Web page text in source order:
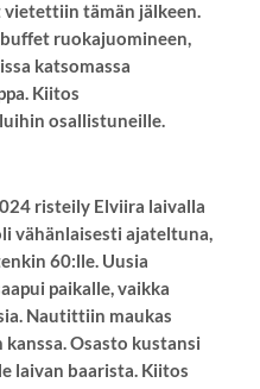
tämän jälkeen.
ruokajuomineen,
katsomassa
Kiitos
osallistuneille.
risteily Elviira laivalla
vähänlaisesti ajateltuna,
60:lle. Uusia
paikalle, vaikka
Nautittiin maukas
Osasto kustansi
laivan baarista. Kiitos